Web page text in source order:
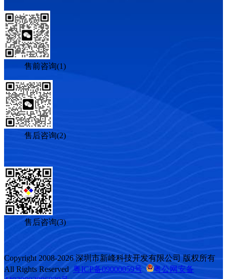
售前咨询(1)
售后咨询(2)
售后咨询(3)
Copyright 2008-2026 深圳市新峰科技开发有限公司 版权所有
All Rights Reserved 粤ICP备09000059号
粤公网安备